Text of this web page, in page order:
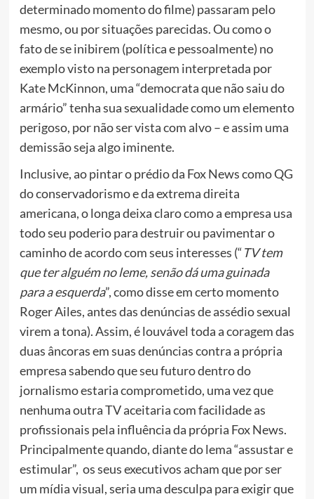
determinado momento do filme) passaram pelo
mesmo, ou por situações parecidas. Ou como o
fato de se inibirem (política e pessoalmente) no
exemplo visto na personagem interpretada por
Kate McKinnon, uma“democrata que não saiu do
armário” tenha sua sexualidade como um elemento
perigoso, por não ser vista com alvo – e assim uma
demissão seja algo iminente.
Inclusive, ao pintar o prédio da Fox News como QG
do conservadorismo e da extrema direita
americana, o longa deixa claro como a empresa usa
todo seu poderio para destruir ou pavimentar o
caminho de acordo com seus interesses (“TV tem
que ter alguém no leme, senão dá uma guinada
para a esquerda”, como disse em certo momento
Roger Ailes, antes das denúncias de assédio sexual
virem a tona). Assim, é louvável toda a coragem das
duas âncoras em suas denúncias contra a própria
empresa sabendo que seu futuro dentro do
jornalismo estaria comprometido, uma vez que
nenhuma outra TV aceitaria com facilidade as
profissionais pela influência da própria Fox News.
Principalmente quando, diante do lema “assustar e
estimular”, os seus executivos acham que por ser
um mídia visual, seria uma desculpa para exigir que